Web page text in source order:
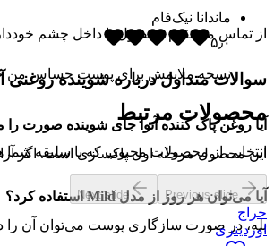
از تماس مستقیم محصول با داخل چشم
سوالات متداول درباره شوینده
آیا روغن پاک کننده آنوا جای شوینده صورت
این محصول مرحله اول پاکسازی است. اگر
آیا می‌توان هر روز از مدل Mild استفاده کرد؟
بله، در صورت سازگاری پوست می‌توان آن را
ماندانا نیک‌فام
۵٫۰
نسخه ملایمش برای پوست حساس من
محصولات مرتبط
انتخابی از محصولات محبوب که با سلیقه شما
Previous slide
Next slide
حراج
اوردینری